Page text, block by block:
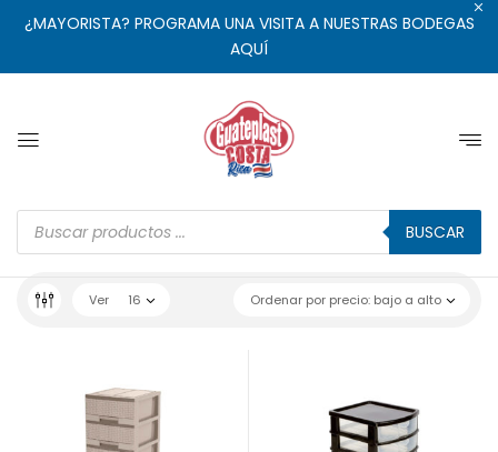
¿MAYORISTA? PROGRAMA UNA VISITA A NUESTRAS BODEGAS
AQUÍ
BUSCAR
Ordenar por precio: bajo a alto
Ver 16